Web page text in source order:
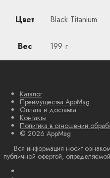
Цвет Black Titanium
Вес 199 г
Каталог
Преимущества AppMag
Оплата и доставка
Контакты
Политика в отношении
© 2026 AppMag
Вся информация носит
публичной офертой,